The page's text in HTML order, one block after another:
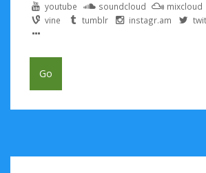
youtube soundcloud mixcloud
vine
tumblr instagr.am
Go